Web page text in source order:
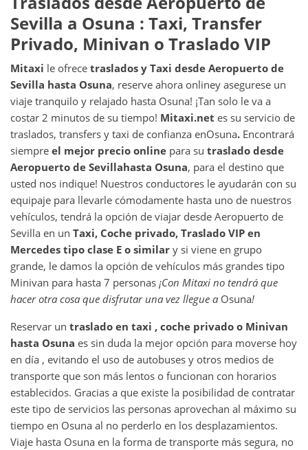
Sevilla a Osuna : Taxi, Transfer
Privado, Minivan o Traslado VIP
Mitaxi le ofrece traslados y Taxi desde Aeropuerto de
Sevilla hasta Osuna, reserve ahora onliney asegurese un
viaje tranquilo y relajado hasta Osuna! ¡Tan solo le va a
costar 2 minutos de su tiempo! Mitaxi.net es su servicio de
traslados, transfers y taxi de confianza enOsuna. Encontrará
siempre el mejor precio online para su traslado desde
Aeropuerto de Sevillahasta Osuna, para el destino que
usted nos indique! Nuestros conductores le ayudarán con su
equipaje para llevarle cómodamente hasta uno de nuestros
vehículos, tendrá la opción de viajar desde Aeropuerto de
Sevilla en un Taxi, Coche privado, Traslado VIP en
Mercedes tipo clase E o similar y si viene en grupo
grande, le damos la opción de vehículos más grandes tipo
Minivan para hasta 7 personas ¡Con Mitaxi no tendrá que
hacer otra cosa que disfrutar una vez llegue a Osuna!
Reservar un traslado en taxi , coche privado o Minivan
hasta Osuna es sin duda la mejor opción para moverse hoy
en día , evitando el uso de autobuses y otros medios de
transporte que son más lentos o funcionan con horarios
establecidos. Gracias a que existe la posibilidad de contratar
este tipo de servicios las personas aprovechan al máximo su
tiempo en Osuna al no perderlo en los desplazamientos.
Viaje hasta Osuna en la forma de transporte más segura, no